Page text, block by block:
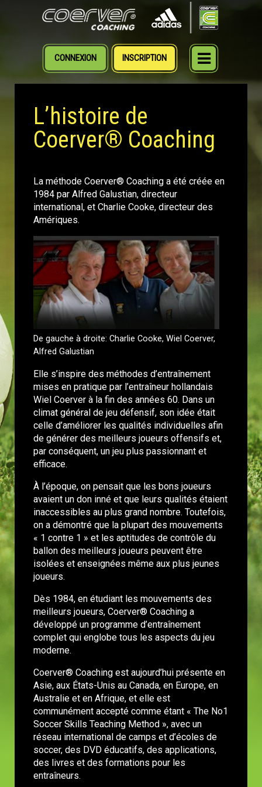
CONNEXION INSCRIPTION
MENU
L’histoire de
Coerver® Coaching
La méthode Coerver® Coaching a été créée en
1984 par Alfred Galustian, directeur
international, et Charlie Cooke, directeur des
Amériques.
De gauche à droite: Charlie Cooke, Wiel Coerver,
Alfred Galustian
Elle s’inspire des méthodes d’entraînement
mises en pratique par l’entraîneur hollandais
Wiel Coerver à la fin des années 60. Dans un
climat général de jeu défensif, son idée était
celle d’améliorer les qualités individuelles afin
de générer des meilleurs joueurs offensifs et,
par conséquent, un jeu plus passionnant et
efficace.
À l’époque, on pensait que les bons joueurs
avaient un don inné et que leurs qualités étaient
inaccessibles au plus grand nombre. Toutefois,
on a démontré que la plupart des mouvements
« 1 contre 1 » et les aptitudes de contrôle du
ballon des meilleurs joueurs peuvent être
isolées et enseignées même aux plus jeunes
joueurs.
Dès 1984, en étudiant les mouvements des
meilleurs joueurs, Coerver® Coaching a
développé un programme d’entraînement
complet qui englobe tous les aspects du jeu
moderne.
Coerver® Coaching est aujourd’hui présente en
Asie, aux États-Unis au Canada, en Europe, en
Australie et en Afrique, et elle est
communément accepté comme étant « The No1
Soccer Skills Teaching Method », avec un
réseau international de camps et d’écoles de
soccer, des DVD éducatifs, des applications,
des livres et des formations pour les
entraîneurs.